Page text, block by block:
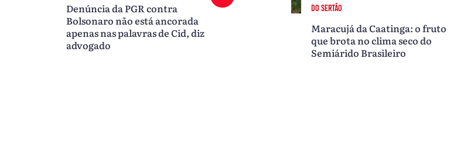
Denúncia da PGR contra
Bolsonaro não está ancorada
apenas nas palavras de Cid, diz
advogado
DO SERTÃO
Maracujá da Caatinga: o fruto
que brota no clima seco do
Semiárido Brasileiro